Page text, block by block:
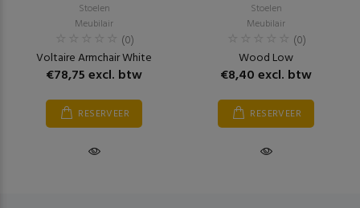
Stoelen
Meubilair
(0)
Voltaire Armchair White
€78,75 excl. btw
RESERVEER
Stoelen
Meubilair
(0)
Wood Low
€8,40 excl. btw
RESERVEER